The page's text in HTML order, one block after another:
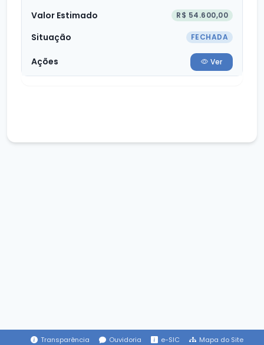
R$ 54.600,00
FECHADA
Ver
Transparência Ouvidoria e-SIC Mapa do Site